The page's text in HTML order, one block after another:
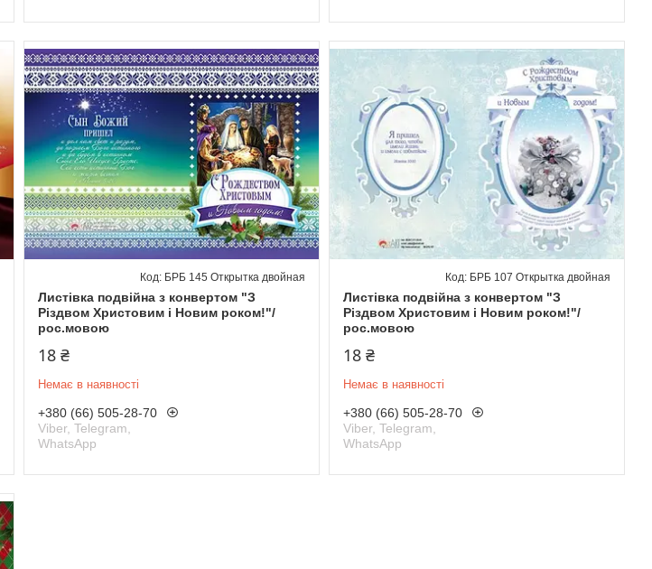
Листівка подвійна з конвертом "З
Різдвом Христовим і Новим роком!"/
рос.мовою
БРБ 145 Открытка двойная
18 ₴
Немає в наявності
+380 (66) 505-28-70
Viber, Telegram,
WhatsApp
Листівка подвійна з конвертом "З
Різдвом Христовим і Новим роком!"/
рос.мовою
БРБ 107 Открытка двойная
18 ₴
Немає в наявності
+380 (66) 505-28-70
Viber, Telegram,
WhatsApp